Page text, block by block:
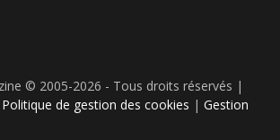
© 2005-2026 - Tous droits réservés |
Politique de gestion des cookies | Gestion